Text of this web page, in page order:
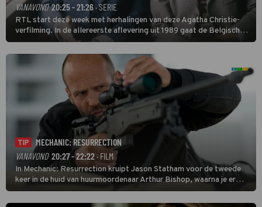
VANAVOND 20:25 - 21:26 · SERIE
RTL start deze week met herhalingen van deze Agatha Christie-
verfilming. In de allereerste aflevering uit 1989 gaat de Belgische
speurder op zoek naar een vermiste kok. Poirot raakt al snel
verwikkeld in een moordzaak. (HH)
TIP
MECHANIC: RESURRECTION
VANAVOND 20:27 - 22:22· FILM
In Mechanic: Resurrection kruipt Jason Statham voor de tweede
keer in de huid van huurmoordenaar Arthur Bishop, waarna je er
donder op kunt zeggen dat er van Bishops geplande pensioen niet
veel terechtkomt.